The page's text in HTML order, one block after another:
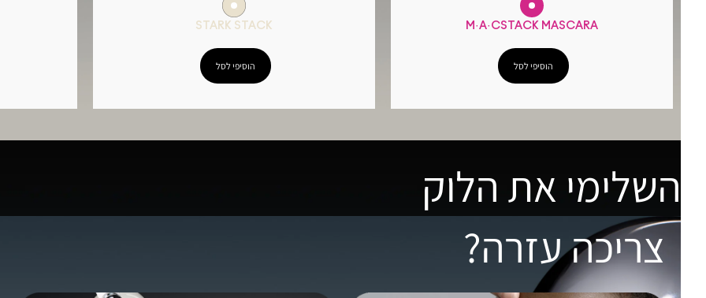
STARK STACK
הוסיפי לסל
M·A·CSTACK MASCARA
הוסיפי לסל
השלימי את הלוק
צריכה עזרה?